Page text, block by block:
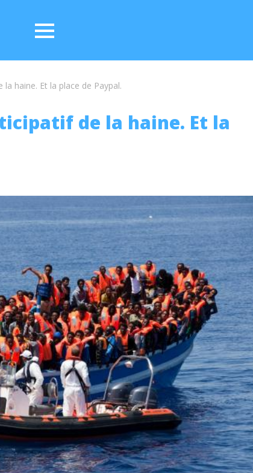
haine. Et la place de Paypal.
de la haine. Et la